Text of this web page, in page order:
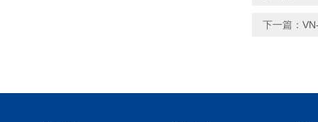
下一篇：